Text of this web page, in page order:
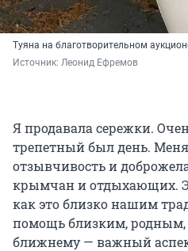
Туяна на благотворительном
Источник: Леонид Ефремов
Я продавала сережки.
трепетный был день.
отзывчивость и
крымчан и отдыхающих.
как это близко нашим
помощь близким, родным,
ближнему — важный